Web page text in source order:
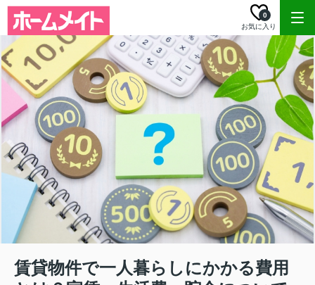
お気に入り
0
賃貸物件で一人暮らしにかかる費用